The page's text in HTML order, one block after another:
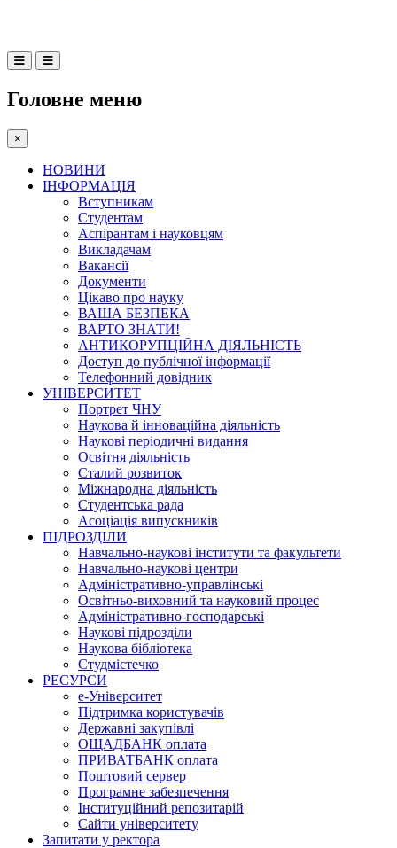
Головне меню
×
НОВИНИ
ІНФОРМАЦІЯ
Вступникам
Студентам
Аспірантам і науковцям
Викладачам
Вакансії
Документи
Цікаво про науку
ВАША БЕЗПЕКА
ВАРТО ЗНАТИ!
АНТИКОРУПЦІЙНА ДІЯЛЬНІСТЬ
Доступ до публічної інформації
Телефонний довідник
УНІВЕРСИТЕТ
Портрет ЧНУ
Наукова й інноваційна діяльність
Наукові періодичні видання
Освітня діяльність
Сталий розвиток
Міжнародна діяльність
Студентська рада
Асоціація випускників
ПІДРОЗДІЛИ
Навчально-наукові інститути та факультети
Навчально-наукові центри
Адміністративно-управлінські
Освітньо-виховний та науковий процес
Адміністративно-господарські
Наукові підрозділи
Наукова бібліотека
Студмістечко
РЕСУРСИ
е-Університет
Підтримка користувачів
Державні закупівлі
ОЩАДБАНК оплата
ПРИВАТБАНК оплата
Поштовий сервер
Програмне забезпечення
Інституційний репозитарій
Сайти університету
Запитати у ректора